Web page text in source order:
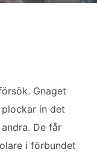
Gnaget
in det
De får
i förbundet